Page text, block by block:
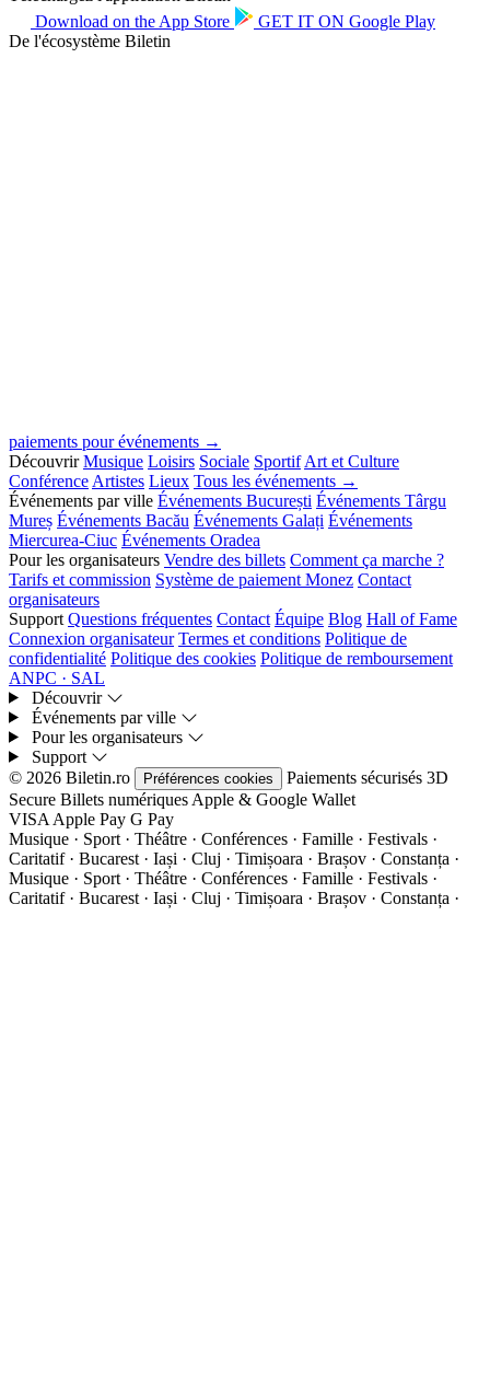
Download on the App Store GET IT ON Google Play
De l'écosystème Biletin
paiements pour événements →
Découvrir Musique Loisirs Sociale Sportif Art et Culture
Conférence Artistes Lieux Tous les événements →
Événements par ville Événements București Événements Târgu
Mureș Événements Bacău Événements Galați Événements
Miercurea-Ciuc Événements Oradea
Pour les organisateurs Vendre des billets Comment ça marche ?
Tarifs et commission Système de paiement Monez Contact
organisateurs
Support Questions fréquentes Contact Équipe Blog Hall of Fame
Connexion organisateur Termes et conditions Politique de
confidentialité Politique des cookies Politique de remboursement
ANPC · SAL
Découvrir
Événements par ville
Pour les organisateurs
Support
© 2026 Biletin.ro
Préférences cookies Paiements sécurisés 3D
Secure Billets numériques Apple & Google Wallet
VISA Apple Pay G Pay
Musique · Sport · Théâtre · Conférences · Famille · Festivals ·
Caritatif · Bucarest · Iași · Cluj · Timișoara · Brașov · Constanța ·
Musique · Sport · Théâtre · Conférences · Famille · Festivals ·
Caritatif · Bucarest · Iași · Cluj · Timișoara · Brașov · Constanța ·